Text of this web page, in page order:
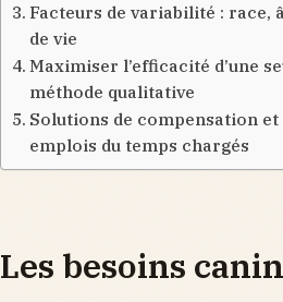
Facteurs de variabilité : race,
de vie
Maximiser l’efficacité d’une
méthode qualitative
Solutions de compensation
emplois du temps chargés
Les besoins